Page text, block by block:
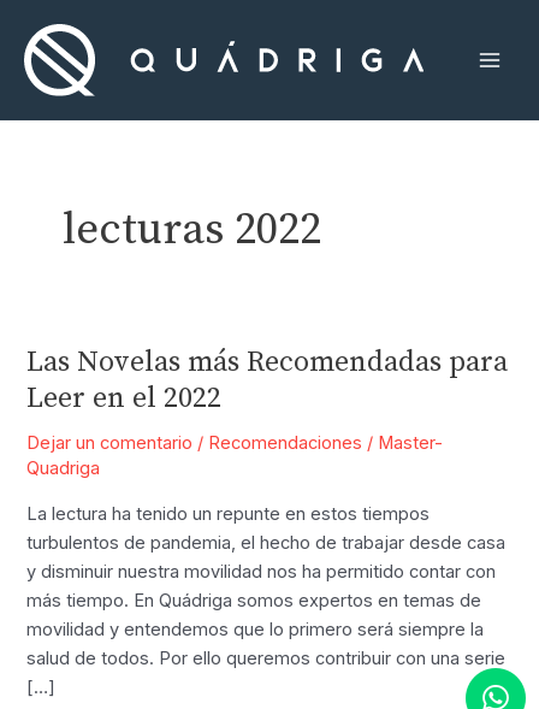
contenido
lecturas 2022
Las Novelas más Recomendadas para
Leer en el 2022
Dejar un comentario / Recomendaciones / Master-
Quadriga
La lectura ha tenido un repunte en estos tiempos
turbulentos de pandemia, el hecho de trabajar desde casa
y disminuir nuestra movilidad nos ha permitido contar con
más tiempo. En Quádriga somos expertos en temas de
movilidad y entendemos que lo primero será siempre la
salud de todos. Por ello queremos contribuir con una serie
[…]